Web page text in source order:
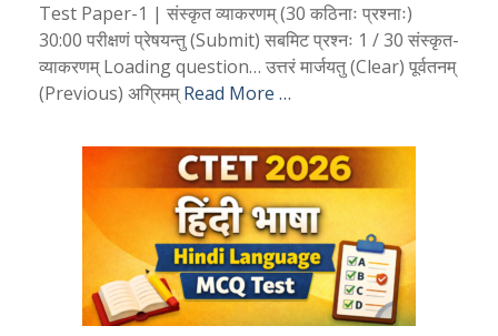
Test Paper-1 | संस्कृत व्याकरणम् (30 कठिनाः प्रश्नाः)
30:00 परीक्षणं प्रेषयन्तु (Submit) सबमिट प्रश्नः 1 / 30 संस्कृत-
व्याकरणम् Loading question… उत्तरं मार्जयतु (Clear) पूर्वतनम्
(Previous) अग्रिमम्Read More …